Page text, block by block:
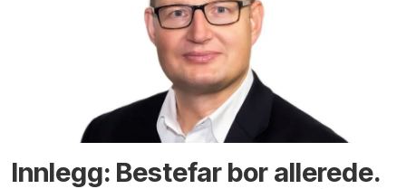
Innlegg: Bestefar bor allerede.